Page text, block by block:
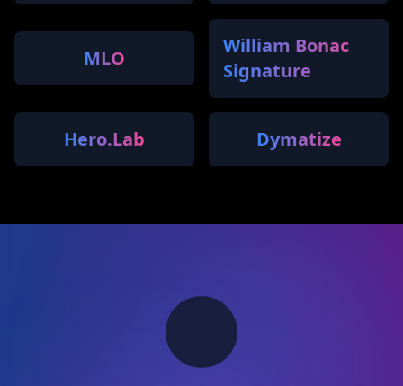
MLO
William Bonac
Signature
Hero.Lab Dymatize